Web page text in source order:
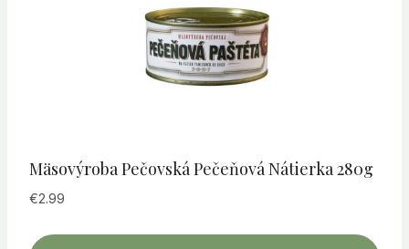
Mäsovýroba Pečovská Pečeňová Nátierka 280g
€2.99